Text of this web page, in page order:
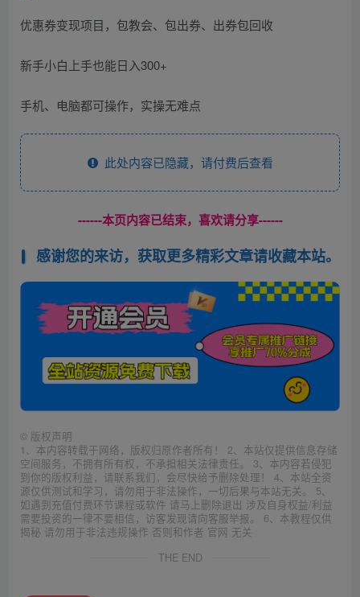
优惠券变现项目，包教会、包出券、出券包回收
新手小白上手也能日入300+
手机、电脑都可操作，实操无难点
此处内容已隐藏，请付费后查看
------本页内容已结束，喜欢请分享------
感谢您的来访，获取更多精彩文章请收藏本站。
© 版权声明
1、本内容转载于网络，版权归原作者所有！ 2、本站仅提供信息存储
空间服务，不拥有所有权，不承担相关法律责任。 3、本内容若侵犯
到你的版权利益，请联系我们，会尽快给予删除处理！ 4、本站全资
源仅供测试和学习，请勿用于非法操作，一切后果与本站无关。 5、
如遇到充值付费环节课程或软件 请马上删除退出 涉及自身权益/利益
需要投资的一律不要相信，访客发现请向客服举报。 6、本教程仅供
揭秘 请勿用于非法违规操作 否则和作者 官网 无关
THE END